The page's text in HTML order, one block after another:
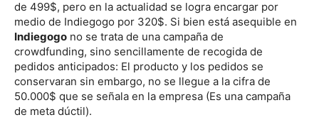
de 499$, pero en la actualidad se logra encargar por
medio de Indiegogo por 320$. Si bien está asequible en
Indiegogo no se trata de una campaña de
crowdfunding, sino sencillamente de recogida de
pedidos anticipados: El producto y los pedidos se
conservaran sin embargo, no se llegue a la cifra de
50.000$ que se señala en la empresa (Es una campaña
de meta dúctil).